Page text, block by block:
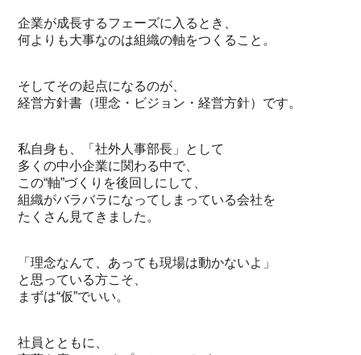
企業が成長するフェーズに入るとき、
何よりも大事なのは組織の軸をつくること。
そしてその起点になるのが、
経営方針書（理念・ビジョン・経営方針）です。
私自身も、「社外人事部長」として
多くの中小企業に関わる中で、
この“軸”づくりを後回しにして、
組織がバラバラになってしまっている会社を
たくさん見てきました。
「理念なんて、あっても現場は動かないよ」
と思っている方こそ、
まずは“仮”でいい。
社員とともに、